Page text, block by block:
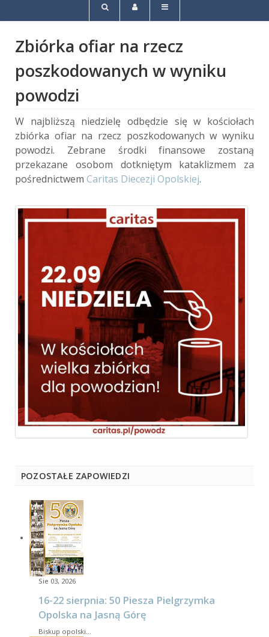
Zbiórka ofiar na rzecz
poszkodowanych w wyniku
powodzi
W najbliższą niedzielę odbędzie się w kościołach
zbiórka ofiar na rzecz poszkodowanych w wyniku
powodzi. Zebrane środki finansowe zostaną
przekazane osobom dotkniętym kataklizmem za
pośrednictwem Caritas Diecezji Opolskiej.
POZOSTAŁE ZAPOWIEDZI
Sie 03, 2026
16-22 sierpnia: 50 Piesza Pielgrzymka
Opolska na Jasną Górę
Biskup opolski…